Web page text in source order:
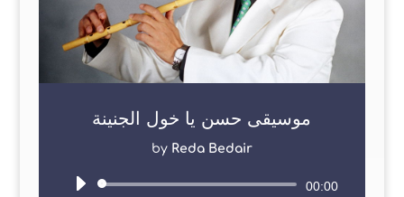
موسيقى حسن يا خول الجنينة
by Reda Bedair
Audio
00:00